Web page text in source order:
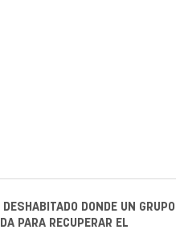
DONDE UN GRUPO
PARA RECUPERAR EL